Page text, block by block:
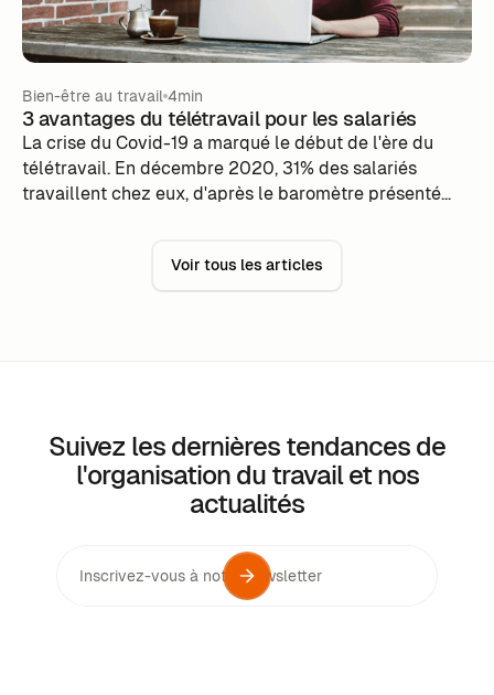
Bien-être au travail 4min
3 avantages du télétravail pour les salariés
La crise du Covid-19 a marqué le début de l'ère du
télétravail. En décembre 2020, 31% des salariés
travaillent chez eux, d'après le baromètre présenté
gagnent en énergie, en efficacité et en aisance.
Voir tous les articles
Suivez les dernières tendances de
l'organisation du travail et nos
actualités